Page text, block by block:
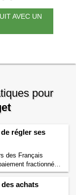
AVEC UN
pour
régler ses
des Français
fractionné.
l’intérêt que nos
pour cette facilité
fractionné : de
achats